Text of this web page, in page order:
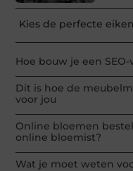
Kies de perfecte
Hoe bouw je een
Dit is hoe de
voor jou
Online bloemen
online bloemist?
Wat je moet weten